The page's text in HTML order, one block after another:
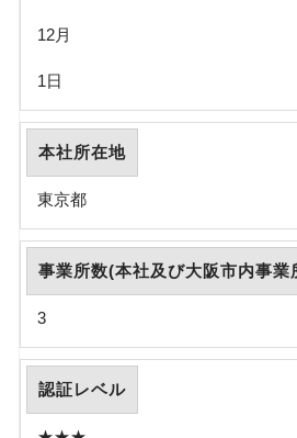
12月
1日
本社所在地
東京都
事業所数(本社及び大阪市内事業
3
認証レベル